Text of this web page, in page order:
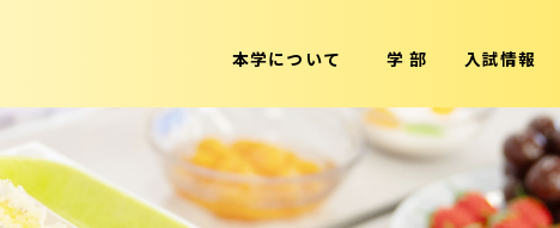
本学について 学 部 入試情報